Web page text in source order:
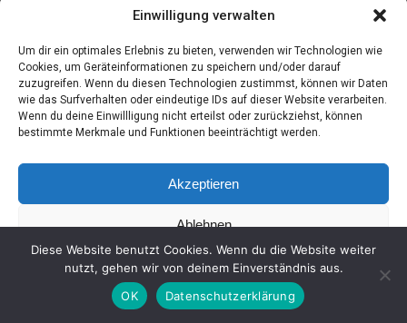
Einwilligung verwalten
Um dir ein optimales Erlebnis zu bieten, verwenden wir Technologien wie
Cookies, um Geräteinformationen zu speichern und/oder darauf
zuzugreifen. Wenn du diesen Technologien zustimmst, können wir Daten
wie das Surfverhalten oder eindeutige IDs auf dieser Website verarbeiten.
Wenn du deine Einwillligung nicht erteilst oder zurückziehst, können
bestimmte Merkmale und Funktionen beeinträchtigt werden.
Akzeptieren
Ablehnen
Einstellungen ansehen
Coo­kie-Richt­li­nieDaten­schutz Impres­sum
Diese Website benutzt Cookies. Wenn du die Website weiter
nutzt, gehen wir von deinem Einverständnis aus.
OK
Datenschutzerklärung